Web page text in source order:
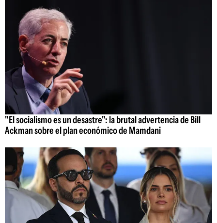
"El socialismo es un desastre": la brutal advertencia de Bill
Ackman sobre el plan económico de Mamdani